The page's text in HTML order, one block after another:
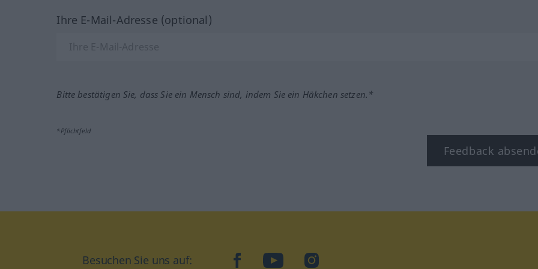
Ihre E-Mail-Adresse (optional)
Bitte bestätigen Sie, dass Sie ein Mensch sind, indem Sie ein Häkchen setzen.*
*Pflichtfeld
Feedback
Besuchen Sie uns auf: facebookYouTubeInstagram